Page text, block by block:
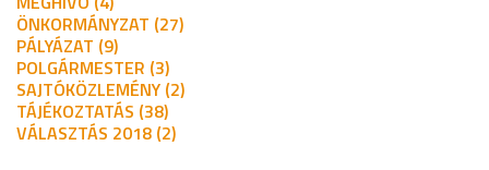
ÖNKORMÁNYZAT (27)
PÁLYÁZAT (9)
POLGÁRMESTER (3)
SAJTÓKÖZLEMÉNY (2)
TÁJÉKOZTATÁS (38)
VÁLASZTÁS 2018 (2)